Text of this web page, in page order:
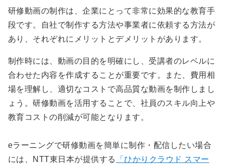
研修動画の制作は、企業にとって非常に効果的な教育手
段です。自社で制作する方法や事業者に依頼する方法が
あり、それぞれにメリットとデメリットがあります。
制作時には、動画の目的を明確にし、受講者のレベルに
合わせた内容を作成することが重要です。また、費用相
場を理解し、適切なコストで高品質な動画を制作しまし
ょう。研修動画を活用することで、社員のスキル向上や
教育コストの削減が可能となります。
eラーニングで研修動画を簡単に制作・配信したい場合
には、NTT東日本が提供する
「ひかりクラウド スマー